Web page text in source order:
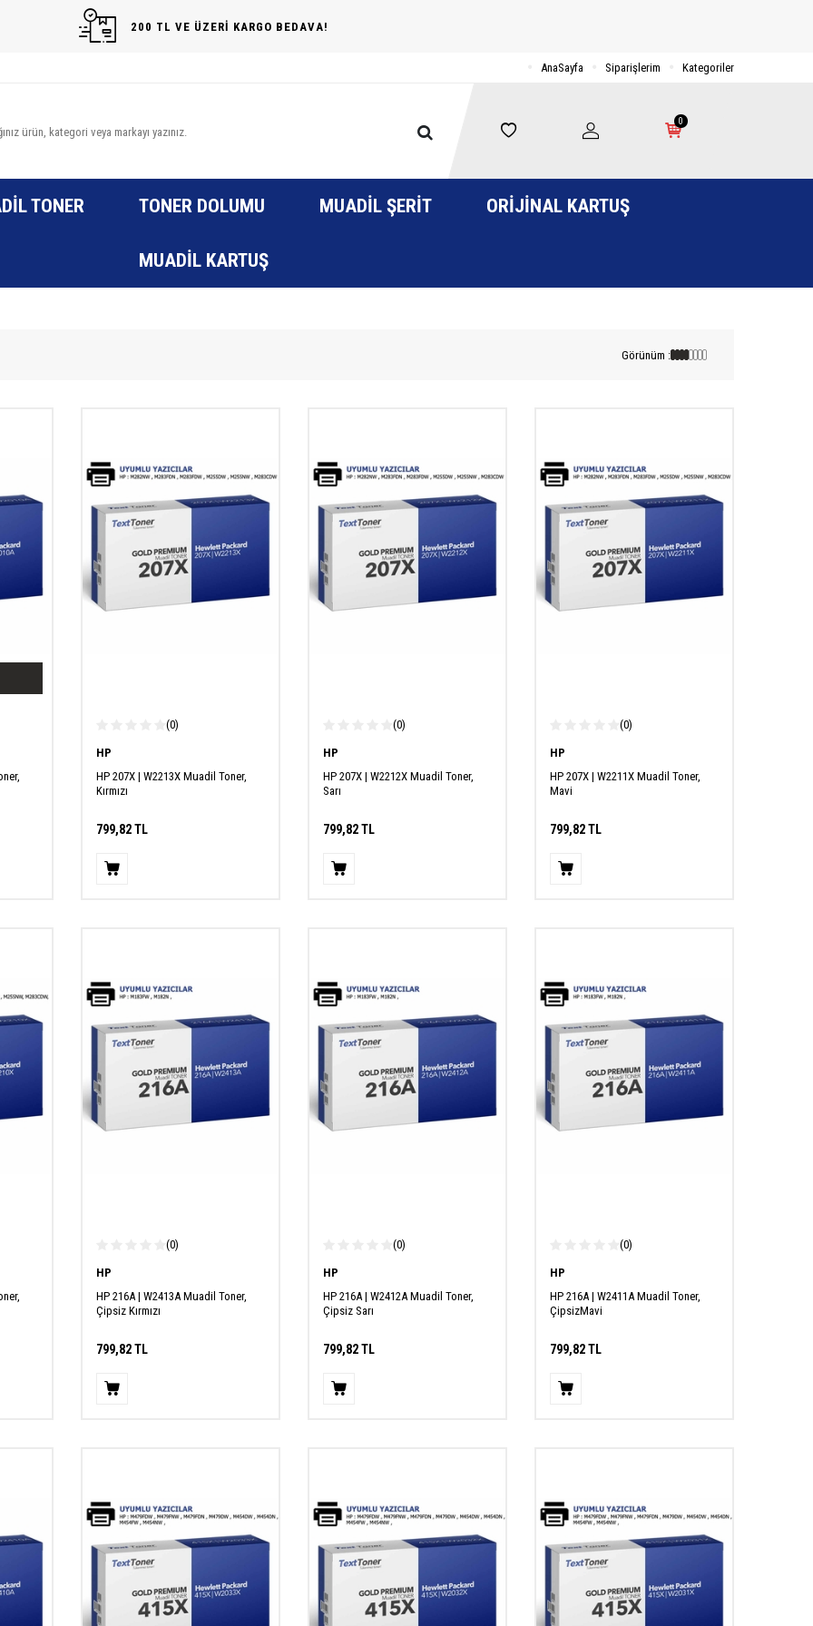
200 TL VE ÜZERİ KARGO BEDAVA!
AnaSayfa Siparişlerim Kategoriler
0
TONER TONER DOLUMU MUADIL ŞERIT ORIJINAL KARTUŞ
MUADIL KARTUŞ
Görünüm :
(0)
HP
HP 207X | W2213X Muadil Toner,
Kırmızı
799,82TL
(0)
HP
HP 207X | W2212X Muadil Toner,
Sarı
799,82TL
(0)
HP
HP 207X | W2211X Muadil Toner,
Mavi
799,82TL
(0)
HP
HP 216A | W2413A Muadil Toner,
Çipsiz Kırmızı
799,82TL
(0)
HP
HP 216A | W2412A Muadil Toner,
Çipsiz Sarı
799,82TL
(0)
HP
HP 216A | W2411A Muadil Toner,
ÇipsizMavi
799,82TL